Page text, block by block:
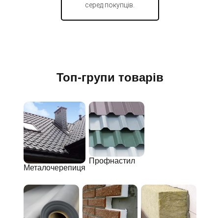
серед покупців.
Топ-групи товарів
Металочерепиця
Профнастил